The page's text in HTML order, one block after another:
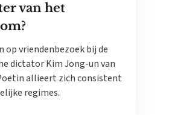
van het
op vriendenbezoek bij de
dictator Kim Jong-un van
allieert zich consistent
regimes.